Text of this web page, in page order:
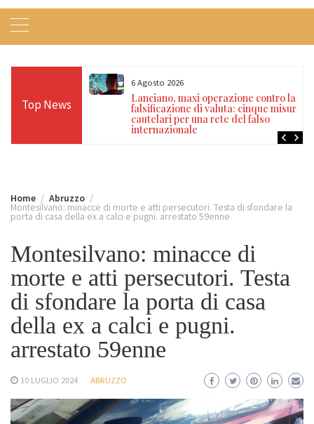
Top News
e violenza
scatta il
6 Agosto 2026
Lanciano, maxi operazione contro la
falsificazione di valuta: cinque misure
cautelari per una rete del falso
internazionale
Home Abruzzo
Montesilvano: minacce di morte e atti persecutori. Testa di sfondare la
porta di casa della ex a calci e pugni. arrestato 59enne
Montesilvano: minacce di
morte e atti persecutori. Testa
di sfondare la porta di casa
della ex a calci e pugni.
arrestato 59enne
10 LUGLIO 2024 ABRUZZO